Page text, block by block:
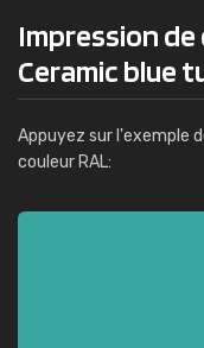
Impression de
Ceramic blue
Appuyez sur l'exemple
couleur RAL: